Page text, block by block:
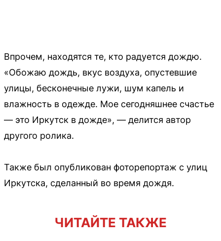
Впрочем, находятся те, кто радуется дождю.
«Обожаю дождь, вкус воздуха, опустевшие
улицы, бесконечные лужи, шум капель и
влажность в одежде. Мое сегодняшнее счастье
— это Иркутск в дожде», — делится автор
другого ролика.
Также был опубликован фоторепортаж с улиц
Иркутска, сделанный во время дождя.
ЧИТАЙТЕ ТАКЖЕ